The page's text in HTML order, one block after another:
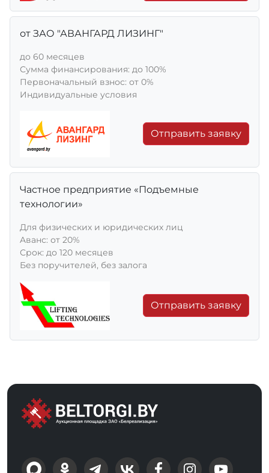
от ЗАО "АВАНГАРД ЛИЗИНГ"
до 60 месяцев
Сумма финансирования: до 100%
Первоначальный взнос: от 0%
Индивидуальные условия
Отправить заявку
Частное предприятие «Подъемные
технологии»
Для физических и юридических лиц
Aванс: от 20%
Срок: до 120 месяцев
Без поручителей, без залога
Отправить заявку